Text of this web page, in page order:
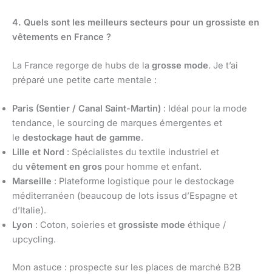
4. Quels sont les meilleurs secteurs pour un grossiste en
vêtements en France ?
La France regorge de hubs de la grosse mode. Je t’ai
préparé une petite carte mentale :
Paris (Sentier / Canal Saint-Martin) : Idéal pour la mode
tendance, le sourcing de marques émergentes et
le destockage haut de gamme.
Lille et Nord : Spécialistes du textile industriel et
du vêtement en gros pour homme et enfant.
Marseille : Plateforme logistique pour le destockage
méditerranéen (beaucoup de lots issus d’Espagne et
d’Italie).
Lyon : Coton, soieries et grossiste mode éthique /
upcycling.
Mon astuce : prospecte sur les places de marché B2B